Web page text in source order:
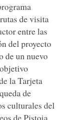
de visita
entre las
del proyecto
de un nuevo
la Tarjeta
de
culturales del
de Pistoia